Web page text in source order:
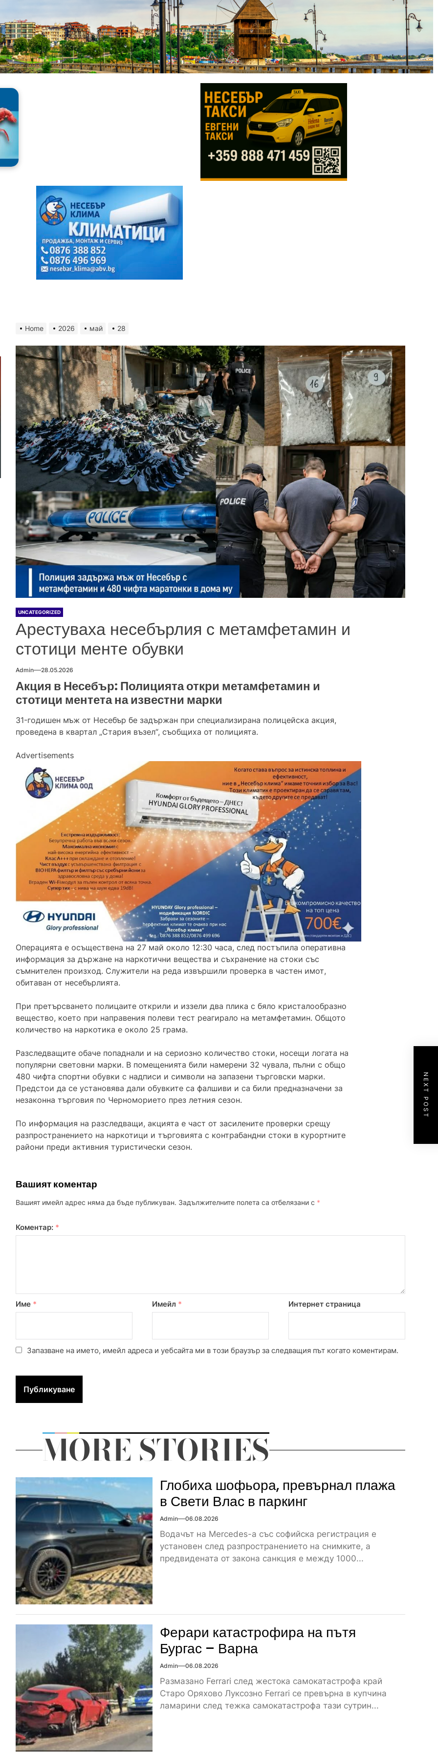
Home 2026 май 28
UNCATEGORIZED
Арестуваха несебърлия с метамфетамин и
стотици менте обувки
Admin 28.05.2026
Акция в Несебър: Полицията откри метамфетамин и
стотици ментета на известни марки
31-годишен мъж от Несебър бе задържан при специализирана полицейска акция,
проведена в квартал „Стария възел“, съобщиха от полицията.
Advertisements
Операцията е осъществена на 27 май около 12:30 часа, след постъпила оперативна
информация за държане на наркотични вещества и съхранение на стоки със
съмнителен произход. Служители на реда извършили проверка в частен имот,
обитаван от несебърлията.
При претърсването полицаите открили и иззели два плика с бяло кристалообразно
вещество, което при направения полеви тест реагирало на метамфетамин. Общото
количество на наркотика е около 25 грама.
Разследващите обаче попаднали и на сериозно количество стоки, носещи логата на
популярни световни марки. В помещенията били намерени 32 чувала, пълни с общо
480 чифта спортни обувки с надписи и символи на запазени търговски марки.
Предстои да се установява дали обувките са фалшиви и са били предназначени за
незаконна търговия по Черноморието през летния сезон.
По информация на разследващи, акцията е част от засилените проверки срещу
разпространението на наркотици и търговията с контрабандни стоки в курортните
райони преди активния туристически сезон.
Вашият коментар
Вашият имейл адрес няма да бъде публикуван. Задължителните полета са отбелязани с *
Коментар: *
Име * Имейл * Интернет страница
Запазване на името, имейл адреса и уебсайта ми в този браузър за следващия път когато коментирам.
NEXT POST
MORE STORIES
Глобиха шофьора, превърнал плажа
в Свети Влас в паркинг
Admin 06.08.2026
Водачът на Mercedes-а със софийска регистрация е
установен след разпространението на снимките, а
предвидената от закона санкция е между 1000...
Ферари катастрофира на пътя
Бургас – Варна
Admin 06.08.2026
Размазано Ferrari след жестока самокатастрофа край
Старо Оряхово Луксозно Ferrari се превърна в купчина
ламарини след тежка самокатастрофа тази сутрин...